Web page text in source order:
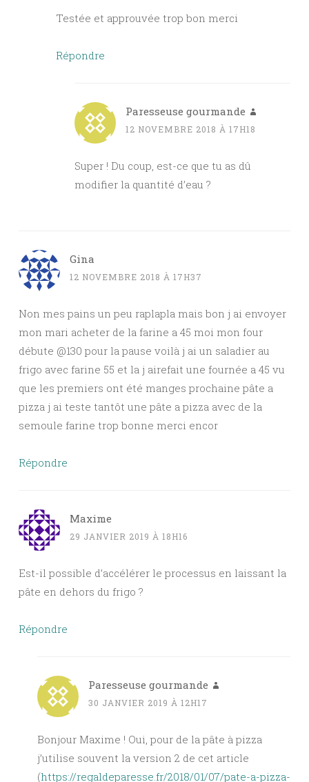
Testée et approuvée trop bon merci
Répondre
Paresseuse gourmande
12 NOVEMBRE 2018 À 17H18
Super ! Du coup, est-ce que tu as dû
modifier la quantité d’eau ?
Gina
12 NOVEMBRE 2018 À 17H37
Non mes pains un peu raplapla mais bon j ai envoyer
mon mari acheter de la farine a 45 moi mon four
débute @130 pour la pause voilà j ai un saladier au
frigo avec farine 55 et la j airefait une fournée a 45 vu
que les premiers ont été manges prochaine pâte a
pizza j ai teste tantôt une pâte a pizza avec de la
semoule farine trop bonne merci encor
Répondre
Maxime
29 JANVIER 2019 À 18H16
Est-il possible d’accélérer le processus en laissant la
pâte en dehors du frigo ?
Répondre
Paresseuse gourmande
30 JANVIER 2019 À 12H17
Bonjour Maxime ! Oui, pour de la pâte à pizza
j’utilise souvent la version 2 de cet article
(https://regaldeparesse.fr/2018/01/07/pate-a-pizza-